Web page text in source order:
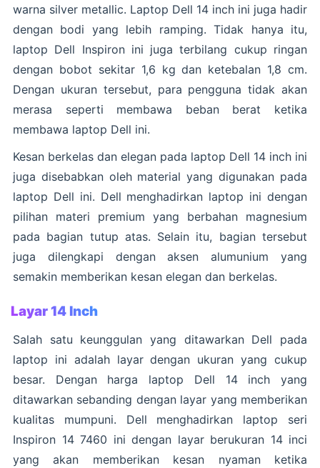
warna silver metallic. Laptop Dell 14 inch ini juga hadir
dengan bodi yang lebih ramping. Tidak hanya itu,
laptop Dell Inspiron ini juga terbilang cukup ringan
dengan bobot sekitar 1,6 kg dan ketebalan 1,8 cm.
Dengan ukuran tersebut, para pengguna tidak akan
merasa seperti membawa beban berat ketika
membawa laptop Dell ini.
Kesan berkelas dan elegan pada laptop Dell 14 inch ini
juga disebabkan oleh material yang digunakan pada
laptop Dell ini. Dell menghadirkan laptop ini dengan
pilihan materi premium yang berbahan magnesium
pada bagian tutup atas. Selain itu, bagian tersebut
juga dilengkapi dengan aksen alumunium yang
semakin memberikan kesan elegan dan berkelas.
Layar 14 Inch
Salah satu keunggulan yang ditawarkan Dell pada
laptop ini adalah layar dengan ukuran yang cukup
besar. Dengan harga laptop Dell 14 inch yang
ditawarkan sebanding dengan layar yang memberikan
kualitas mumpuni. Dell menghadirkan laptop seri
Inspiron 14 7460 ini dengan layar berukuran 14 inci
yang akan memberikan kesan nyaman ketika